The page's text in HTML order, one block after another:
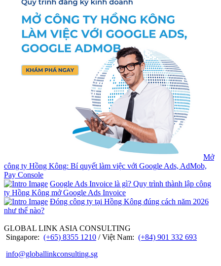
Mở
công ty Hồng Kông: Bí quyết làm việc với Google Ads, AdMob,
Pay Console
Google Ads Invoice là gì? Quy trình thành lập công
ty Hồng Kông mở Google Ads Invoice
Đóng công ty tại Hồng Kông đúng cách năm 2026
như thế nào?
GLOBAL LINK ASIA CONSULTING
Singapore: (+65) 8355 1210 / Việt Nam: (+84) 901 332 693
info@globallinkconsulting.sg